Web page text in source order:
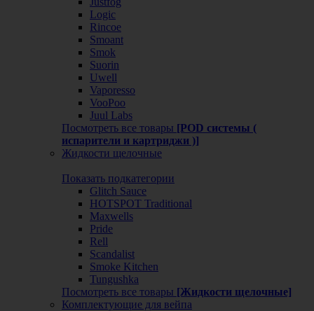
Logic
Rincoe
Smoant
Smok
Suorin
Uwell
Vaporesso
VooPoo
Juul Labs
Посмотреть все товары [POD системы (
испарители и картриджи )]
Жидкости щелочные
Показать подкатегории
Glitch Sauce
HOTSPOT Traditional
Maxwells
Pride
Rell
Scandalist
Smoke Kitchen
Tungushka
Посмотреть все товары [Жидкости щелочные]
Комплектующие для вейпа